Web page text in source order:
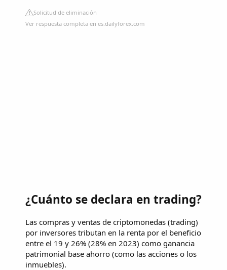
Solicitud de eliminación
Ver respuesta completa en es.dailyforex.com
¿Cuánto se declara en trading?
Las compras y ventas de criptomonedas (trading)
por inversores tributan en la renta por el beneficio
entre el 19 y 26% (28% en 2023) como ganancia
patrimonial base ahorro (como las acciones o los
inmuebles).